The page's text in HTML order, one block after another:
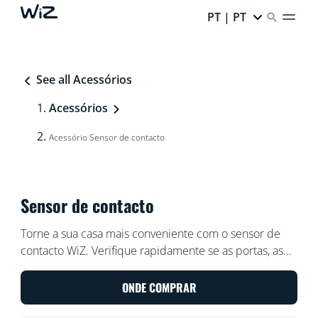
PT | PT
See all Acessórios
Acessórios
Acessório Sensor de contacto
Sensor de contacto
Torne a sua casa mais conveniente com o sensor de
contacto WiZ. Verifique rapidamente se as portas, as
janelas ou os armários estão abertos ou fechados,
mesmo quando não estiver em casa. Configure as luzes
WiZ para se acenderem quando forem abertas portas
ONDE COMPRAR